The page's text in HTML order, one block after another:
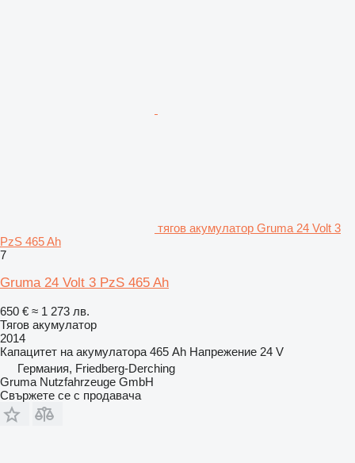
тягов акумулатор Gruma 24 Volt 3
PzS 465 Ah
7
Gruma 24 Volt 3 PzS 465 Ah
650 € ≈ 1 273 лв.
Тягов акумулатор
2014
Капацитет на акумулатора 465 Ah Напрежение 24 V
Германия, Friedberg-Derching
Gruma Nutzfahrzeuge GmbH
Свържете се с продавача